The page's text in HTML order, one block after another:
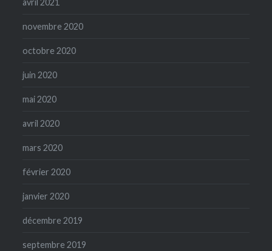
avril 2021
novembre 2020
octobre 2020
juin 2020
mai 2020
avril 2020
mars 2020
février 2020
janvier 2020
décembre 2019
septembre 2019